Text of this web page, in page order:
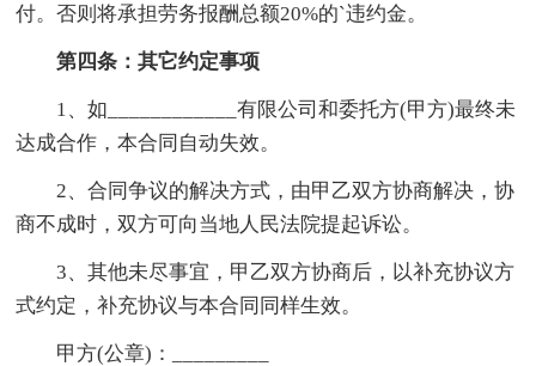
付。否则将承担劳务报酬总额20%的`违约金。
第四条：其它约定事项
1、如____________有限公司和委托方(甲方)最终未
达成合作，本合同自动失效。
2、合同争议的解决方式，由甲乙双方协商解决，协
商不成时，双方可向当地人民法院提起诉讼。
3、其他未尽事宜，甲乙双方协商后，以补充协议方
式约定，补充协议与本合同同样生效。
甲方(公章)：_________